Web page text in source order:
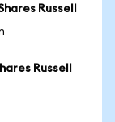
Russell
Russell